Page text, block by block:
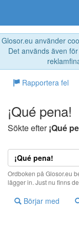
Glosor.eu använder
Det används även
Rapportera fel
¡Qué pena!
Sökte efter¡Qué
Ordboken på Glosor.eu
lägger in. Just nu finns
Börjar med